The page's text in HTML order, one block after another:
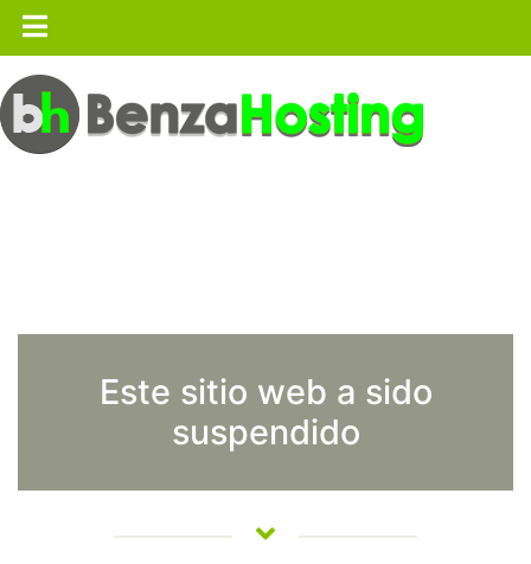
Este sitio web a sido
suspendido